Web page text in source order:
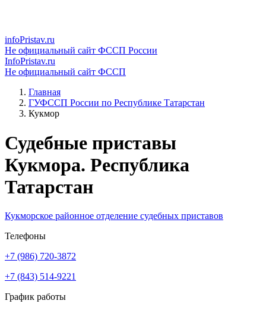
infoPristav.ru
Не официальный сайт ФССП России
InfoPristav.ru
Не официальный сайт ФССП
Главная
ГУФССП России по Республике Татарстан
Кукмор
Судебные приставы
Кукмора. Республика
Татарстан
Кукморское районное отделение судебных приставов
Телефоны
+7 (986) 720-3872
+7 (843) 514-9221
График работы